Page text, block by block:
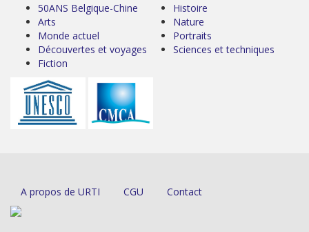
50ANS Belgique-Chine
Arts
Monde actuel
Découvertes et voyages
Fiction
Histoire
Nature
Portraits
Sciences et techniques
A propos de URTI CGU Contact